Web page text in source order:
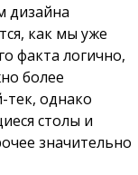
дизайна
как мы уже
факта логично,
более
тек, однако
столы и
значительно